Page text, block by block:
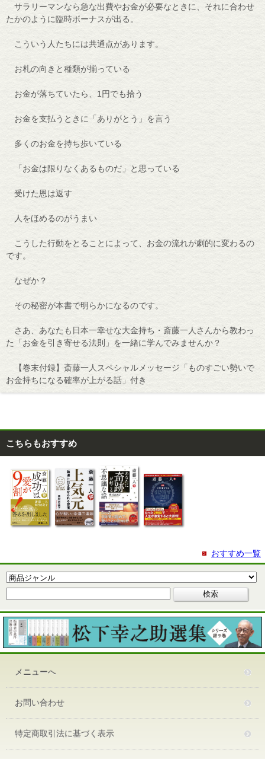
サラリーマンなら急な出費やお金が必要なときに、それに合わせ
たかのように臨時ボーナスが出る。
こういう人たちには共通点があります。
お札の向きと種類が揃っている
お金が落ちていたら、1円でも拾う
お金を支払うときに「ありがとう」を言う
多くのお金を持ち歩いている
「お金は限りなくあるものだ」と思っている
受けた恩は返す
人をほめるのがうまい
こうした行動をとることによって、お金の流れが劇的に変わるの
です。
なぜか？
その秘密が本書で明らかになるのです。
さあ、あなたも日本一幸せな大金持ち・斎藤一人さんから教わっ
た「お金を引き寄せる法則」を一緒に学んでみませんか？
【巻末付録】斎藤一人スペシャルメッセージ「ものすごい勢いで
お金持ちになる確率が上がる話」付き
こちらもおすすめ
おすすめ一覧
メニューへ
お問い合わせ
特定商取引法に基づく表示